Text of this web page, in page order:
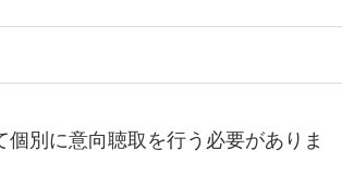
別に意向聴取を行う必要がありま